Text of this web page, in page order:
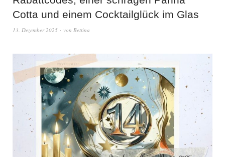
Cotta und einem Cocktailglück im Glas
13. Dezember 2025 von Bettina